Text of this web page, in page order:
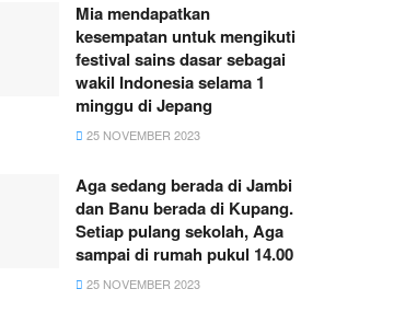
Mia mendapatkan
kesempatan untuk mengikuti
festival sains dasar sebagai
wakil Indonesia selama 1
minggu di Jepang
25 NOVEMBER 2023
Aga sedang berada di Jambi
dan Banu berada di Kupang.
Setiap pulang sekolah, Aga
sampai di rumah pukul 14.00
25 NOVEMBER 2023